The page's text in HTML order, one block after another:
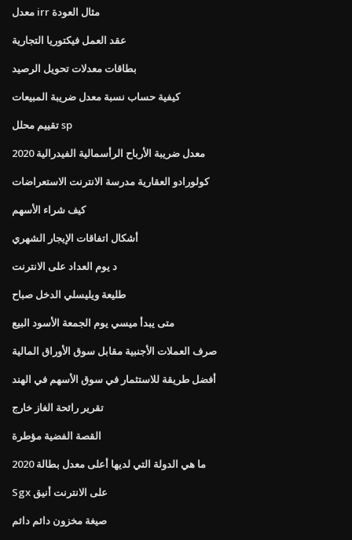
معدل irr مثال العودة
عقد العمل فيكتوريا التجارية
بطاقات معدلات تحويل الرصيد
كيفية حساب نسبة معدل ضريبة المبيعات
تقييم محلل sp
معدل ضريبة الأرباح الرأسمالية الفيدرالية 2020
كولورادو العقارية مدرسة الانترنت الاستعراضات
كيف شراء الأسهم
أشكال اتفاقات الإيجار الشهري
د يوم العداد على الانترنت
طليعة ويليسلي الدخل صباح
متى يبدأ ميسي يوم الجمعة الأسود البيع
صرف العملات الأجنبية مقابل سوق الأوراق المالية
أفضل طريقة للاستثمار في سوق الأسهم في الهند
تقرير رائحة الغاز خارج
القصة الفضية مؤطرة
ما هي الدولة التي لديها أعلى معدل بطالة 2020
Sgx على الانترنت أنيق
صيغة مخزون دائم دائم